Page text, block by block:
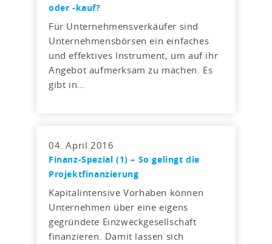
oder -kauf?
Für Unternehmensverkäufer sind
Unternehmensbörsen ein einfaches
und effektives Instrument, um auf ihr
Angebot aufmerksam zu machen. Es
gibt in…
04. April 2016
Finanz-Spezial (1) – So gelingt die
Projektfinanzierung
Kapitalintensive Vorhaben können
Unternehmen über eine eigens
gegründete Einzweckgesellschaft
finanzieren. Damit lassen sich